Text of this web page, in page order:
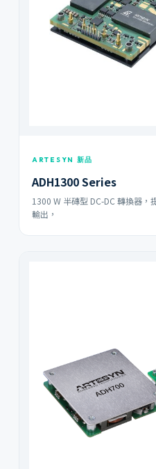
ARTESYN 新品
ADH1300 Series
1300 W 半磚型 DC-DC 轉換器
輸出，